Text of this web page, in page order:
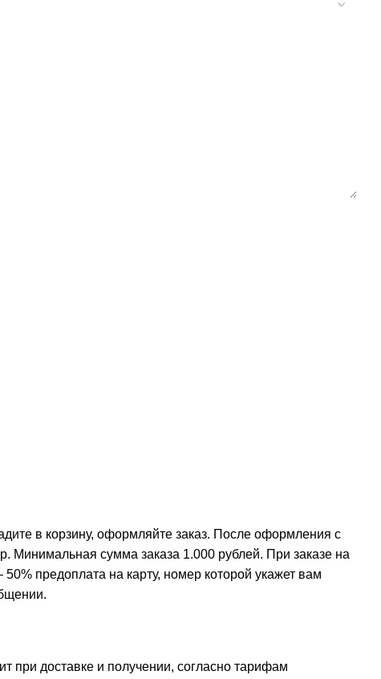
в корзину, оформляйте заказ. После оформления с
Минимальная сумма заказа 1.000 рублей. При заказе на
предоплата на карту, номер которой укажет вам
при доставке и получении, согласно тарифам